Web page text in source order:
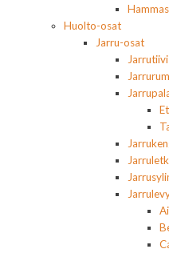
Huolto-osat
Jarru-osat